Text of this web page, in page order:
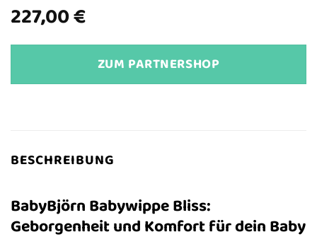
227,00€
ZUM PARTNERSHOP
BESCHREIBUNG
BabyBjörn Babywippe Bliss:
Geborgenheit und Komfort für dein Baby